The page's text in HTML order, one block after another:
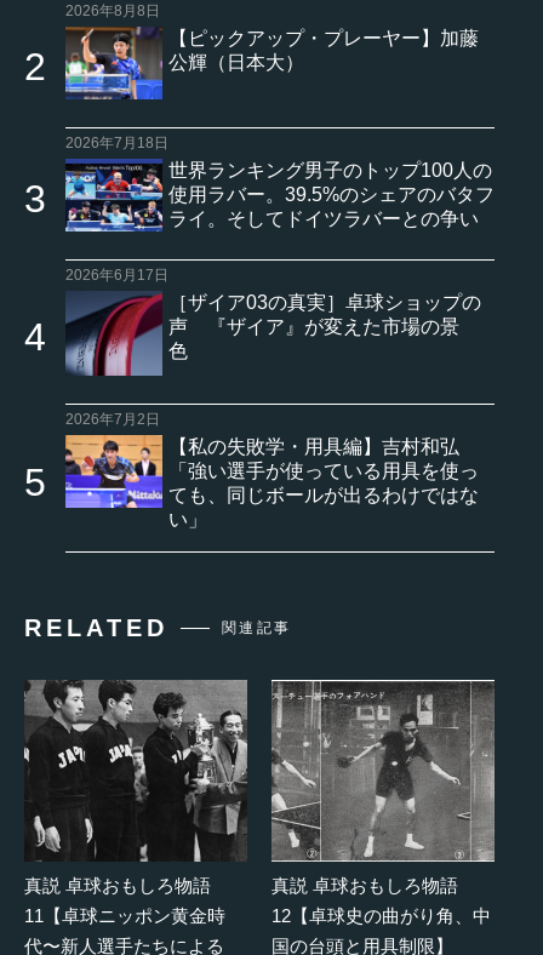
2026年8月8日
【ピックアップ・プレーヤー】加藤
公輝（日本大）
2026年7月18日
世界ランキング男子のトップ100人の
使用ラバー。39.5%のシェアのバタフ
ライ。そしてドイツラバーとの争い
2026年6月17日
［ザイア03の真実］卓球ショップの
声 『ザイア』が変えた市場の景
色
2026年7月2日
【私の失敗学・用具編】吉村和弘
「強い選手が使っている用具を使っ
ても、同じボールが出るわけではな
い」
RELATED 関連記事
真説 卓球おもしろ物語
11【卓球ニッポン黄金時
代〜新人選手たちによる
真説 卓球おもしろ物語
12【卓球史の曲がり角、中
国の台頭と用具制限】